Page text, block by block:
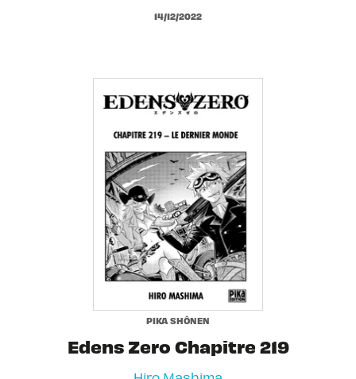
14/12/2022
PIKA SHÔNEN
Edens Zero Chapitre 219